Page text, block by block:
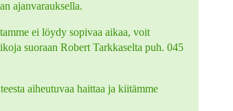
ajanvarauksella.
ei löydy sopivaa aikaa, voit
suoraan Robert Tarkkaselta puh. 045
aiheutuvaa haittaa ja kiitämme